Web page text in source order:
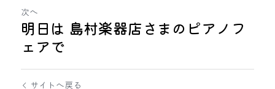
次へ
明日は 島村楽器店さまのピアノフ
ェアで
サイトへ戻る